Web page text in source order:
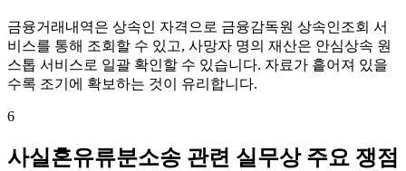
금융거래내역은 상속인 자격으로 금융감독원 상속인조회 서
비스를 통해 조회할 수 있고, 사망자 명의 재산은 안심상속 원
스톱 서비스로 일괄 확인할 수 있습니다. 자료가 흩어져 있을
수록 조기에 확보하는 것이 유리합니다.
6
사실혼유류분소송 관련 실무상 주요 쟁점